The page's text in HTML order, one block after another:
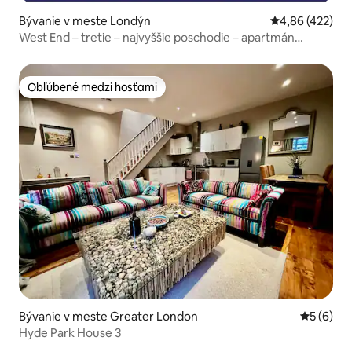
Bývanie v meste Londýn Priemerné
4,86 (422)
West End – tretie – najvyššie poschodie – apartmán
Obľúbené medzi hosťami
Obľúbené medzi hosťami
Bývanie v meste Greater London
5 (6)
Hyde Park House 3